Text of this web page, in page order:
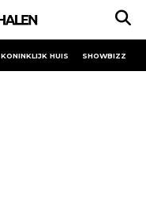
KONINKLIJK HUIS SHOWBIZZ